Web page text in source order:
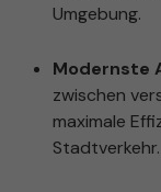
Umgebung.
Modernste
zwischen
maximale
Stadtverkehr.